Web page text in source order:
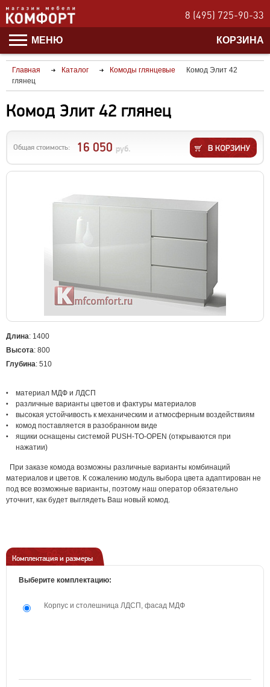
8 (495) 725-90-33
МЕНЮ КОРЗИНА
Главная Каталог Комоды глянцевые
Комод Элит 42
глянец
Комод Элит 42 глянец
Общая стоимость: 16 050 руб.
Длина: 1400
Высота: 800
Глубина: 510
материал МДФ и ЛДСП
различные варианты цветов и фактуры материалов
высокая устойчивость к механическим и атмосферным воздействиям
комод поставляется в разобранном виде
ящики оснащены системой PUSH-TO-OPEN (открываются при
нажатии)
При заказе комода возможны различные варианты комбинаций
материалов и цветов. К сожалению модуль выбора цвета адаптирован не
под все возможные варианты, поэтому наш оператор обязательно
уточнит, как будет выглядеть Ваш новый комод.
Комплектация и размеры
Выберите комплектацию:
Корпус и столешница ЛДСП, фасад МДФ